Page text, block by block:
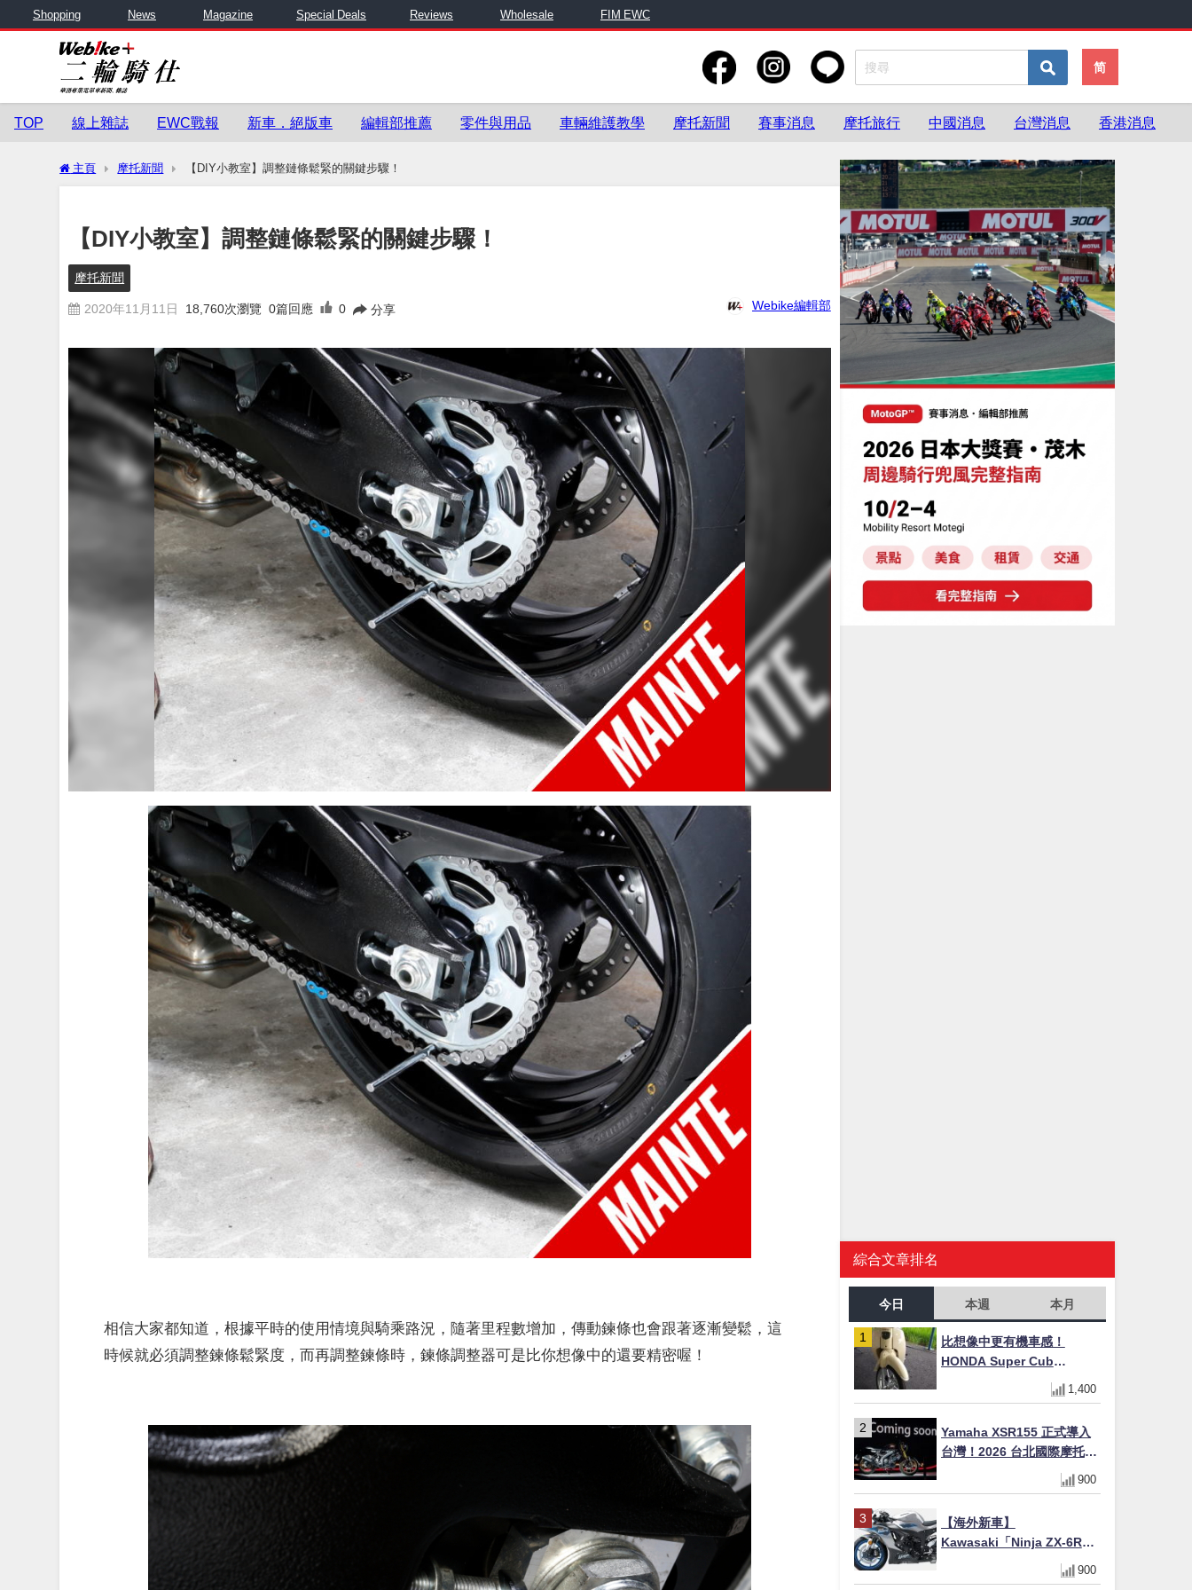
Shopping News Magazine Special Deals Reviews Wholesale FIM EWC
简
TOP 線上雜誌 EWC戰報 新車．絕版車 編輯部推薦 零件與用品 車輛維護教學 摩托新聞 賽事消息 摩托旅行 中國消息 台灣消息 香港消息
主頁 摩托新聞 【DIY小教室】調整鏈條鬆緊的關鍵步驟！
【DIY小教室】調整鏈條鬆緊的關鍵步驟！
摩托新聞
2020年11月11日 18,760次瀏覽 0篇回應 0 分享 Webike編輯部
相信大家都知道，根據平時的使用情境與騎乘路況，隨著里程數增加，傳動鍊條也會跟著逐漸變鬆，這
時候就必須調整鍊條鬆緊度，而再調整鍊條時，鍊條調整器可是比你想像中的還要精密喔！
綜合文章排名
今日 本週 本月
比想像中更有機車感！
HONDA Super Cub
110【Webike愛車精選】
1,400
Yamaha XSR155 正式導入
台灣！2026 台北國際摩托車
展亮相，70 週年紀念版
YZF-R 系列限量追加販售
900
【海外新車】
Kawasaki「Ninja ZX-6R」
2027年式北美發表！636cc
四缸×銀河銀/暮光藍新色
900